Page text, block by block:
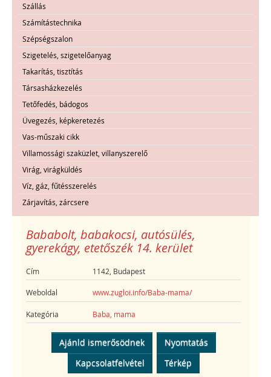
Szállás
Számítástechnika
Szépségszalon
Szigetelés, szigetelőanyag
Takarítás, tisztítás
Társasházkezelés
Tetőfedés, bádogos
Üvegezés, képkeretezés
Vas-műszaki cikk
Villamossági szaküzlet, villanyszerelő
Virág, virágküldés
Víz, gáz, fűtésszerelés
Zárjavítás, zárcsere
Bababolt, babakocsi, autósülés,
gyerekágy, etetőszék 14. kerület
Cím 1142, Budapest
Weboldal www.zugloi.info/Baba-mama/
Kategória Baba, mama
Ajánld ismerősödnek
Nyomtatás
Kapcsolatfelvétel
Térkép